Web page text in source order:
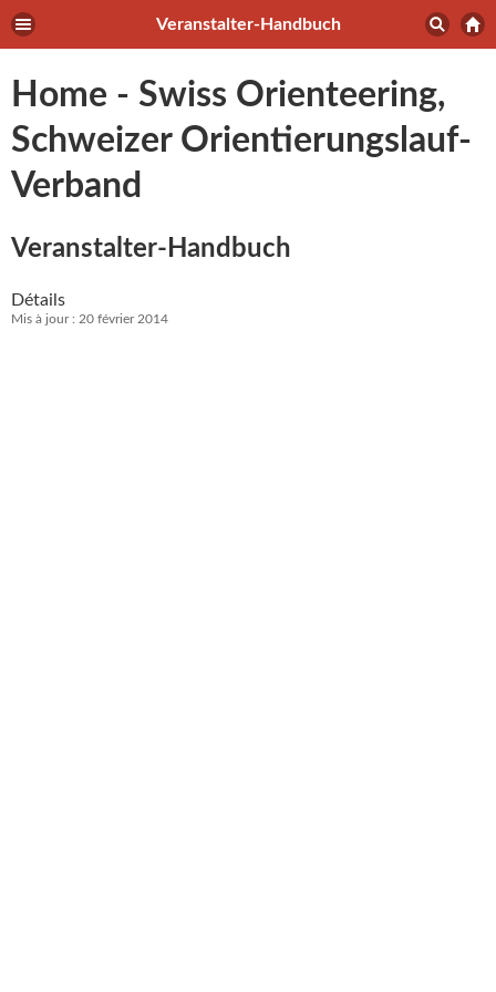
Veranstalter-Handbuch
Home - Swiss Orienteering,
Schweizer Orientierungslauf-
Verband
Veranstalter-Handbuch
Détails
Mis à jour : 20 février 2014